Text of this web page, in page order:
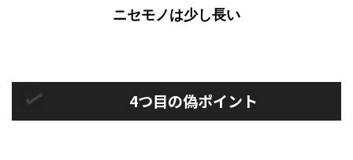
ニセモノは少し長い
4つ目の偽ポイント